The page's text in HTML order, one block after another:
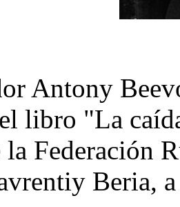
Antony
libro "La
Federación
Beria,